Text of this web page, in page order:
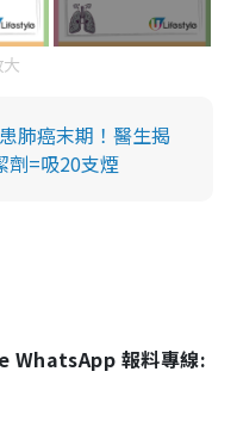
肺癌末期！醫生揭
劑=吸20支煙
WhatsApp 報料專線: